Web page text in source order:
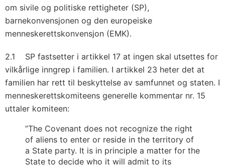
om sivile og politiske rettigheter (SP),
barnekonvensjonen og den europeiske
menneskerettskonvensjon (EMK).
2.1 SP fastsetter i artikkel 17 at ingen skal utsettes for
vilkårlige inngrep i familien. I artikkel 23 heter det at
familien har rett til beskyttelse av samfunnet og staten. I
menneskerettskomiteens generelle kommentar nr. 15
uttaler komiteen:
”The Covenant does not recognize the right
of aliens to enter or reside in the territory of
a State party. It is in principle a matter for the
State to decide who it will admit to its